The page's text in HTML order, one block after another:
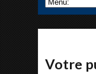
Votre